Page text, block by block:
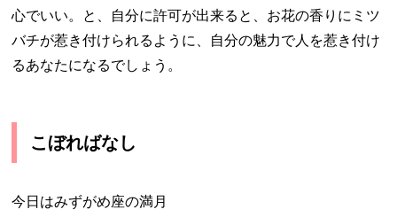
心でいい。と、自分に許可が出来ると、お花の香りにミツ
バチが惹き付けられるように、自分の魅力で人を惹き付け
るあなたになるでしょう。
こぼればなし
今日はみずがめ座の満月